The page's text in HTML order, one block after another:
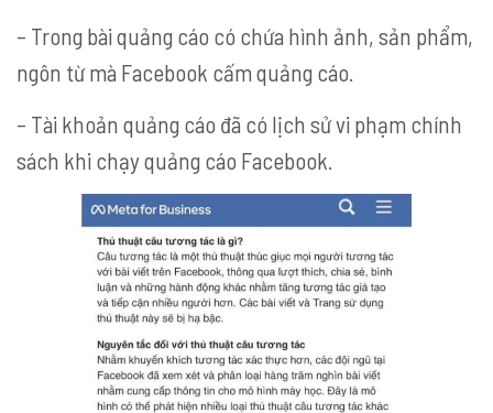
– Trong bài quảng cáo có chứa hình ảnh, sản phẩm,
ngôn từ mà Facebook cấm quảng cáo.
– Tài khoản quảng cáo đã có lịch sử vi phạm chính
sách khi chạy quảng cáo Facebook.